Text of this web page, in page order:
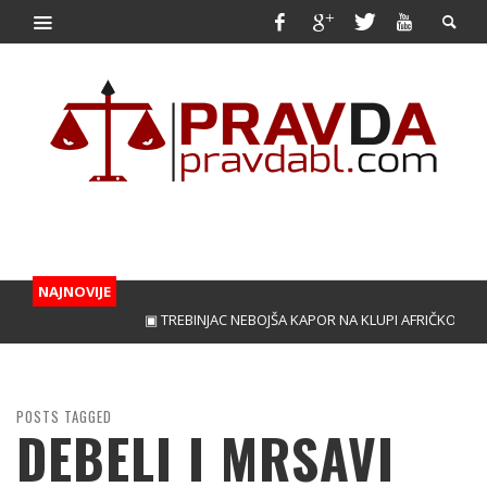
NAJNOVIJE
▣ TREBINJAC NEBOJŠA KAPOR NA KLUPI AFRIČKOG
POSTS TAGGED
DEBELI I MRSAVI